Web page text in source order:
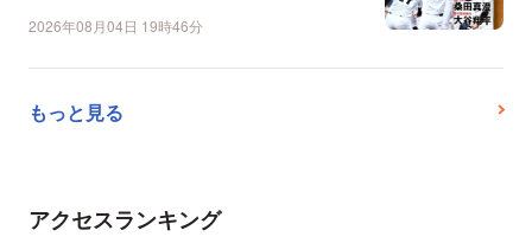
2026年08月04日 19時46分
もっと見る
アクセスランキング